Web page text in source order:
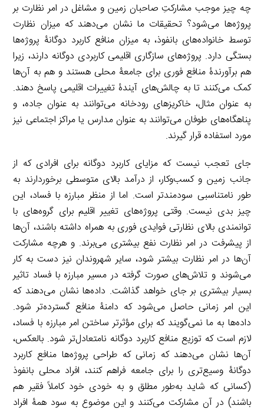
چه چیز موجب مشارکتِ صاحبان زمین و مشاغل در امر نظارت بر
پروژه‌ها می‌شود؟ تحقیقات ما نشان می‌دهند که میزان نظارت
توسط خانواده‌های بانفوذ، به میزان منافع کاربرد دوگانۀ پروژه‌ها
بستگی دارد. پروژه‌های سازگاری اقلیمی کاربردی دوگانه دارند، زیرا
هم برآورندۀ منافع فوری برای جامعۀ محلی هستند و هم به آن‌ها
کمک می‌کنند تا به چالش‌های آیندۀ تغییرات اقلیمی پاسخ دهند.
به عنوان مثال، خاکریزهای رودخانه می‌توانند به عنوان جاده، و
پناهگاه‌های طوفان می‌توانند به عنوان مدارس یا مراکز اجتماعی نیز
مورد استفاده قرار گیرند.
جای تعجب نیست که مزایای کاربرد دوگانه برای افرادی که از
جانب زمین و کسب‌و‌کار، از درآمد بالای متوسطی برخوردارند به
طور نامتناسبی سودمندتر است. اما از منظر مبارزه با فساد، این
چیز بدی نیست. وقتی پروژه‌های تغییر اقلیم برای گروه‌های با
توانمندی بالای نظارتی فوایدی فوری به همراه داشته باشند، آن‌ها
از پیشرفت در امر نظارت نفع بیشتری می‌برند. و هرچه مشارکت
آن‌ها در امر نظارت بیشتر شود، سایر شهروندان نیز دست به کار
می‌شوند و تلاش‌های صورت گرفته در مسیر مبارزه با فساد تاثیر
بسیار بیشتری بر جای خواهد گذاشت. داده‌ها نشان می‌دهند که
این امر زمانی حاصل می‌شود که دامنۀ منافع گسترده‌تر شود.
داده‌ها به ما نمی‌گویند که برای مؤثرتر ساختن امر مبارزه با فساد،
لازم است که توزیع منافع کاربرد دوگانه نامتعادل‌تر شود. بالعکس،
آن‌ها نشان می‌دهند که زمانی که طراحی‌ پروژه‌ها منافع کاربرد
دوگانۀ وسیع‌تری را برای جامعه فراهم کنند، افراد محلی بانفوذ
(کسانی که شاید به‌طور مطلق و به خودی خود کاملاً فقیر هم
باشند) در آن مشارکت می‌کنند و این موضوع به سود همۀ افراد